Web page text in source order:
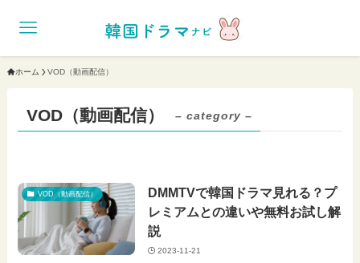
ホーム VOD（動画配信）
VOD（動画配信） – category –
VOD（動画配信）
DMMTVで韓国ドラマ見れる？プ
レミアムとの違いや無料お試し解
説
2023-11-21